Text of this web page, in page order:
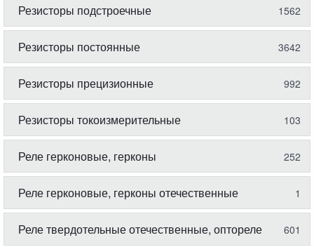
Резисторы подстроечные 1562
Резисторы постоянные 3642
Резисторы прецизионные 992
Резисторы токоизмерительные 103
Реле герконовые, герконы 252
Реле герконовые, герконы отечественные 1
Реле твердотельные отечественные, оптореле 601